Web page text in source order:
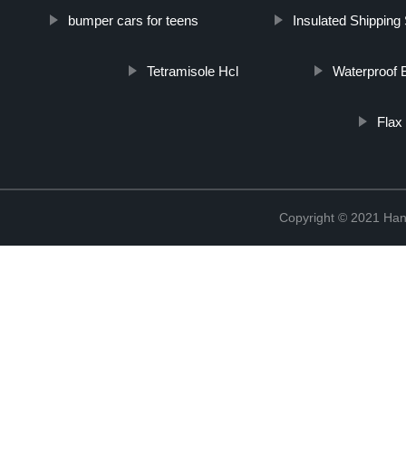
bumper cars for teens Insulated Shipping
Tetramisole Hcl Waterproof
Flax
Copyright © 2021